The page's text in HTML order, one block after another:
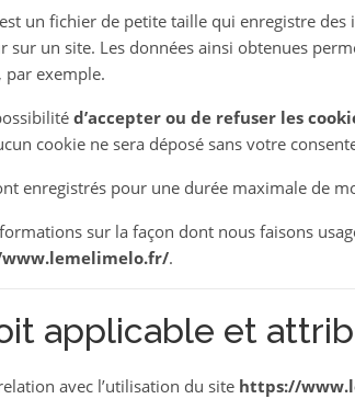
un fichier de petite taille qui enregistre
sur un site. Les données ainsi obtenues
exemple.
d’accepter ou de refuser les
cookie ne sera déposé sans votre
enregistrés pour une durée maximale de
sur la façon dont nous faisons
.
applicable et
avec l’utilisation du site https://